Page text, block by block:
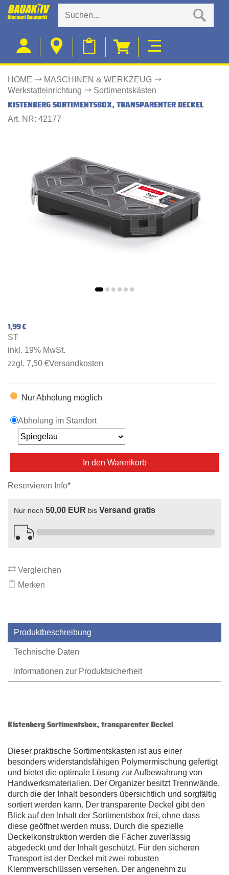
HOME
MASCHINEN & WERKZEUG
Werkstatteinrichtung
Sortimentskästen
KISTENBERG SORTIMENTSBOX, TRANSPARENTER DECKEL
Art. NR: 42177
1,99 €
ST
inkl. 19% MwSt.
zzgl. 7,50 €Versandkosten
Nur Abholung möglich
Abholung im Standort
In den Warenkorb
Reservieren Info*
Nur noch 50,00 EUR bis Versand gratis
Vergleichen
Merken
Produktbeschreibung
Technische Daten
Informationen zur Produktsicherheit
Kistenberg Sortimentsbox, transparenter Deckel
Dieser praktische Sortimentskasten ist aus einer
besonders widerstandsfähigen Polymermischung gefertigt
und bietet die optimale Lösung zur Aufbewahrung von
Handwerksmaterialien. Der Organizer besitzt Trennwände,
durch die der Inhalt besonders übersichtlich und sorgfältig
sortiert werden kann. Der transparente Deckel gibt den
Blick auf den Inhalt der Sortimentsbox frei, ohne dass
diese geöffnet werden muss. Durch die spezielle
Deckelkonstruktion werden die Fächer zuverlässig
abgedeckt und der Inhalt geschützt. Für den sicheren
Transport ist der Deckel mit zwei robusten
Klemmverschlüssen versehen. Der angenehm zu